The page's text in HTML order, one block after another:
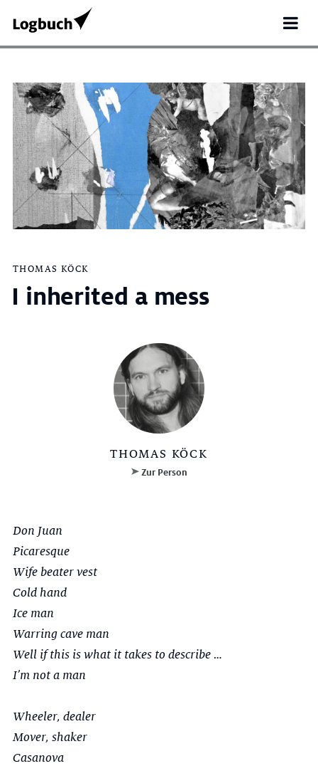
THOMAS KÖCK
I inherited a mess
THOMAS KÖCK
Zur Person
Don Juan
Picaresque
Wife beater vest
Cold hand
Ice man
Warring cave man
Well if this is what it takes to describe …
I’m not a man
Wheeler, dealer
Mover, shaker
Casanova